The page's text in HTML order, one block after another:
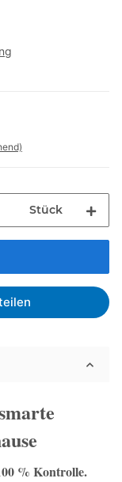
Stück
% Kontrolle.